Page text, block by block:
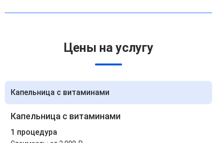
Цены на услугу
Капельница с витаминами
Капельница с витаминами
1 процедура